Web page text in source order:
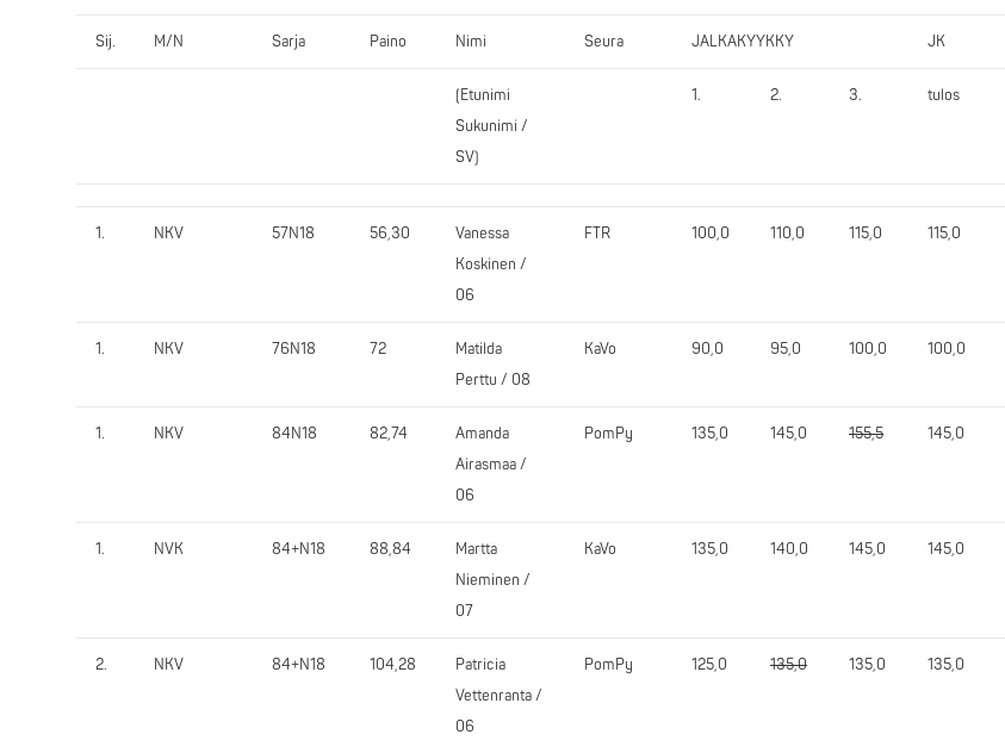
Sij. M/N Sarja Paino Nimi Seura JALKAKYYKKY JK
(Etunimi
Sukunimi /
SV)
1. 2. 3. tulos
1. NKV 57N18 56,30
Vanessa
Koskinen /
06
FTR 100,0 110,0 115,0 115,0
1. NKV 76N18 72
Matilda
Perttu / 08
KaVo 90,0 95,0 100,0 100,0
1. NKV 84N18 82,74
Amanda
Airasmaa /
06
PomPy 135,0 145,0 155,5 145,0
1. NVK 84+N18 88,84
Martta
Nieminen /
07
KaVo 135,0 140,0 145,0 145,0
2. NKV 84+N18 104,28
Patricia
Vettenranta /
06
PomPy 125,0 135,0 135,0 135,0